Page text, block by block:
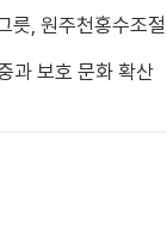
릇, 원주천홍수조
과 보호 문화 확산